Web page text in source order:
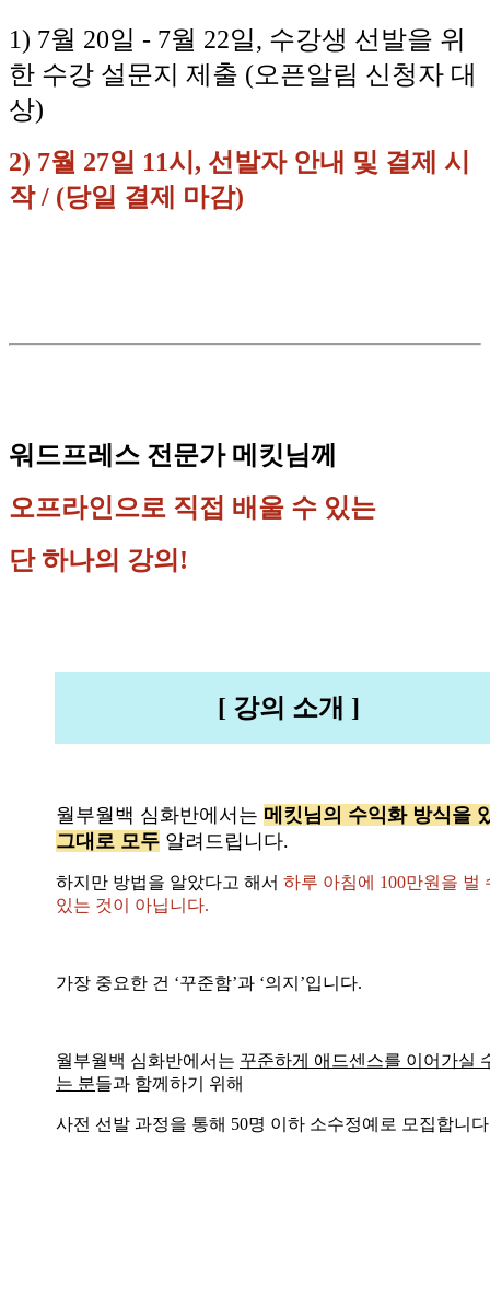
1) 7월 20일 - 7월 22일, 수강생 선발을 위
한 수강 설문지 제출 (오픈알림 신청자 대
상)
2) 7월 27일 11시, 선발자 안내 및 결제 시
작 / (당일 결제 마감)
워드프레스 전문가 메킷님께
오프라인으로 직접 배울 수 있는
단 하나의 강의!
[ 강의 소개 ]
월부월백 심화반에서는 메킷님의 수익화 방식을
그대로 모두 알려드립니다.
하지만 방법을 알았다고 해서 하루 아침에 100만원을 벌
있는 것이 아닙니다.
가장 중요한 건 ‘꾸준함’과 ‘의지’입니다.
월부월백 심화반에서는 꾸준하게 애드센스를 이어가실
는 분들과 함께하기 위해
사전 선발 과정을 통해 50명 이하 소수정예로 모집합니